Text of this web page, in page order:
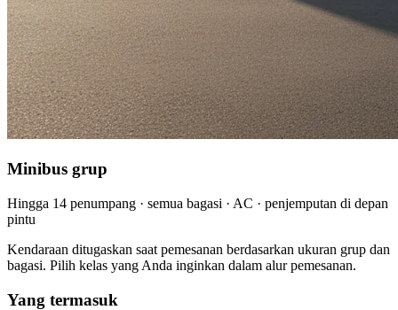
Minibus grup
Hingga 14 penumpang · semua bagasi · AC · penjemputan di depan
pintu
Kendaraan ditugaskan saat pemesanan berdasarkan ukuran grup dan
bagasi. Pilih kelas yang Anda inginkan dalam alur pemesanan.
Yang termasuk